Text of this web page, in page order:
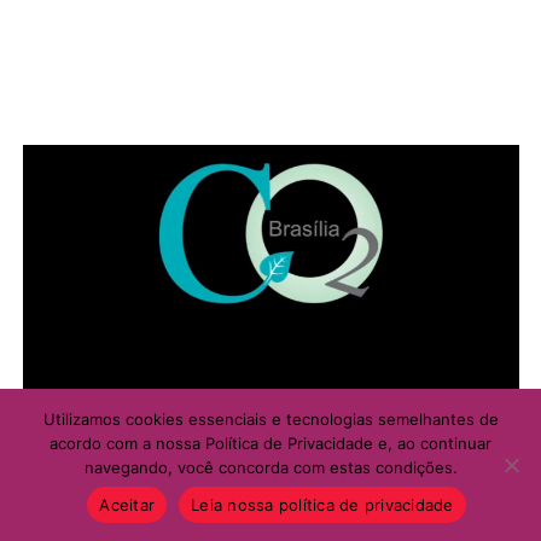
Utilizamos cookies essenciais e tecnologias semelhantes de
acordo com a nossa Política de Privacidade e, ao continuar
navegando, você concorda com estas condições.
Aceitar
Leia nossa política de privacidade